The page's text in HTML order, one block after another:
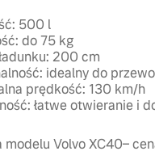
500 l
do 75 kg
200 cm
idealny do
prędkość: 130 km/h
łatwe otwieranie i
modelu Volvo XC40–